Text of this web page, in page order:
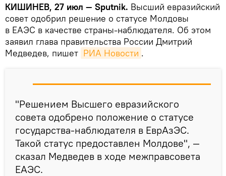
КИШИНЕВ, 27 июл — Sputnik. Высший евразийский
совет одобрил решение о статусе Молдовы
в ЕАЭС в качестве страны-наблюдателя. Об этом
заявил глава правительства России Дмитрий
Медведев, пишет РИА Новости .
"Решением Высшего евразийского
совета одобрено положение о статусе
государства-наблюдателя в ЕврАзЭС.
Такой статус предоставлен Молдове", —
сказал Медведев в ходе межправсовета
ЕАЭС.